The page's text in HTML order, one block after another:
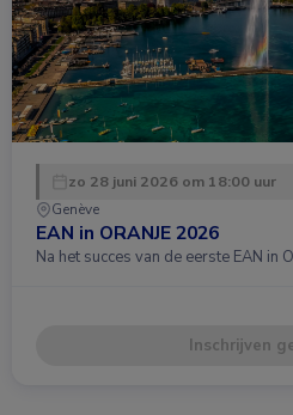
zo 28 juni 2026 om 18:00 uur
Genève
EAN in ORANJE 2026
Na het succes van de eerste EAN in
Inschrijven